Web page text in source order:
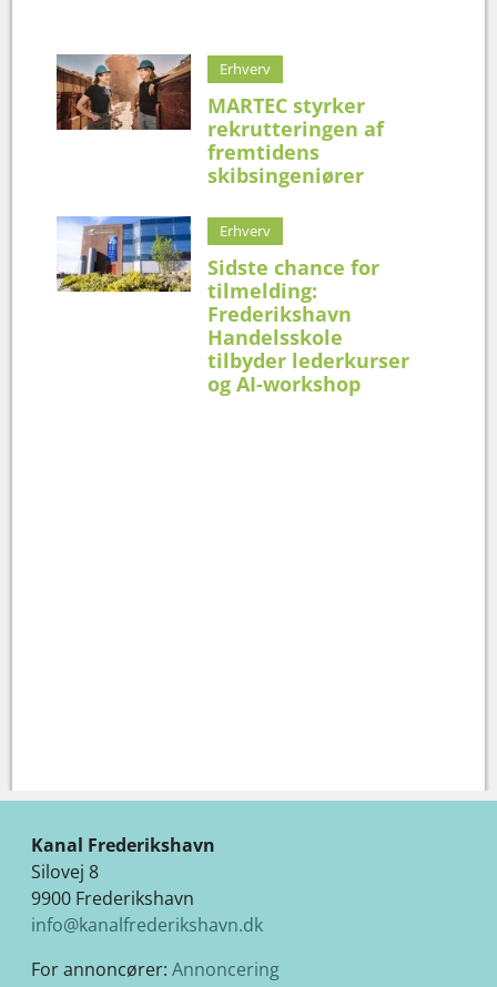
Erhverv
MARTEC styrker
rekrutteringen af
fremtidens
skibsingeniører
Erhverv
Sidste chance for
tilmelding:
Frederikshavn
Handelsskole
tilbyder lederkurser
og AI-workshop
Kanal Frederikshavn
Silovej 8
9900 Frederikshavn
info@kanalfrederikshavn.dk
For annoncører: Annoncering